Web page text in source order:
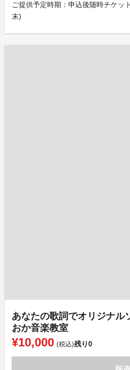
ご提供予定時期：申込後随時チケッ
末)
あなたの歌詞でオリジナ
おか音楽教室
¥10,000 (税込)残り0